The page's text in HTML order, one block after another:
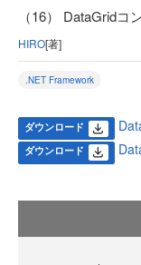
（16） DataGridコ
HIRO[著]
.NET Framework
ダウンロード
ダウンロード